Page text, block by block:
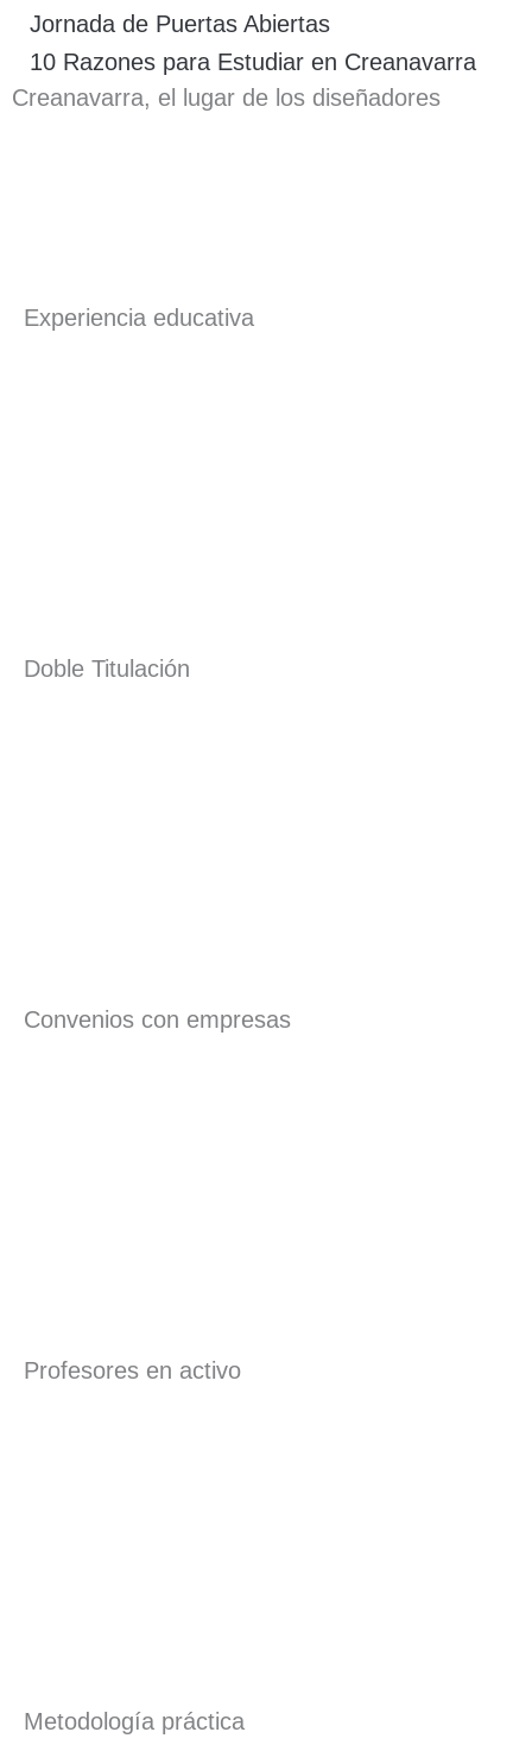
Jornada de Puertas Abiertas
10 Razones para Estudiar en Creanavarra
Creanavarra, el lugar de los diseñadores
Experiencia educativa
Doble Titulación
Convenios con empresas
Profesores en activo
Metodología práctica